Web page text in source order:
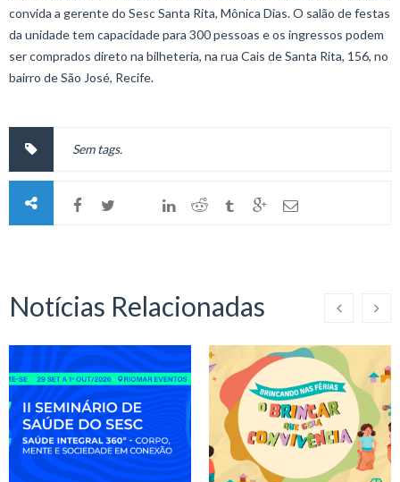
convida a gerente do Sesc Santa Rita, Mônica Dias. O salão de festas
da unidade tem capacidade para 300 pessoas e os ingressos podem
ser comprados direto na bilheteria, na rua Cais de Santa Rita, 156, no
bairro de São José, Recife.
Sem tags.
Notícias Relacionadas